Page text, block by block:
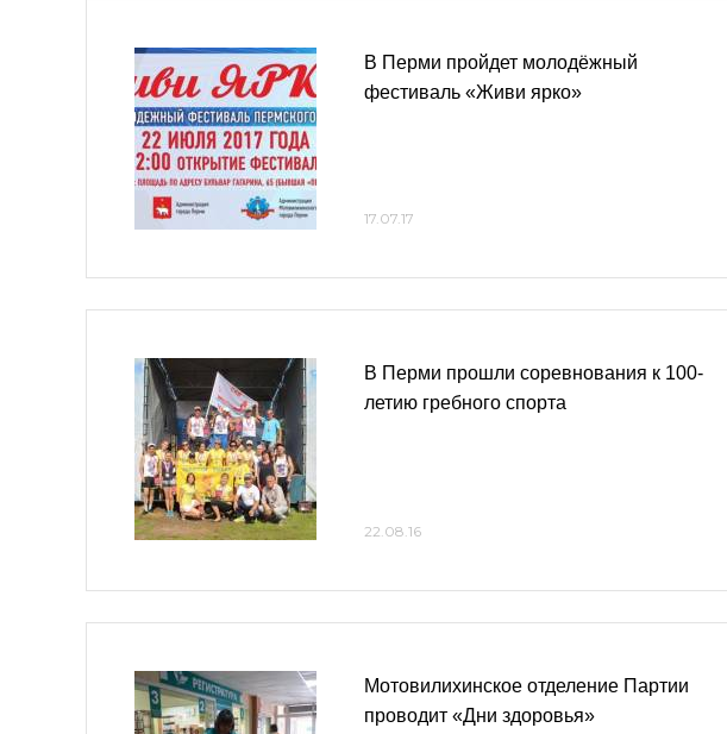
В Перми пройдет молодёжный
фестиваль «Живи ярко»
17.07.17
В Перми прошли соревнования к 100-
летию гребного спорта
22.08.16
Мотовилихинское отделение Партии
проводит «Дни здоровья»